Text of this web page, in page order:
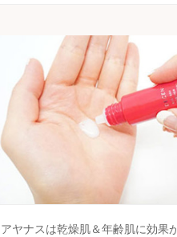
アヤナスは乾燥肌＆年齢肌に効果